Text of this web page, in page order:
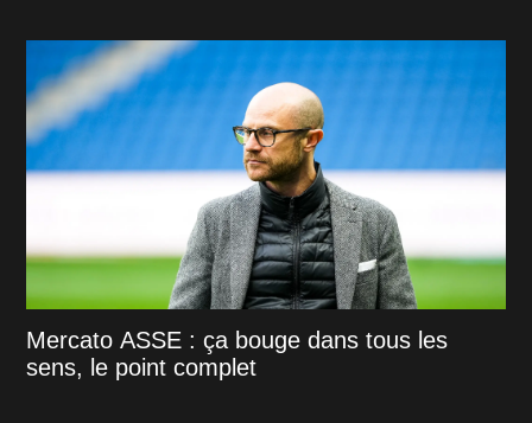
Mercato ASSE : ça bouge dans tous les
sens, le point complet